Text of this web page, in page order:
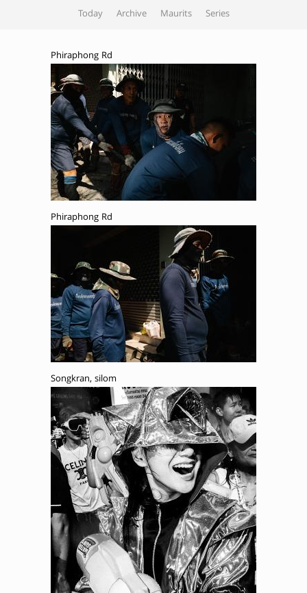
Today Archive Maurits Series
Phiraphong Rd
Phiraphong Rd
Songkran, silom